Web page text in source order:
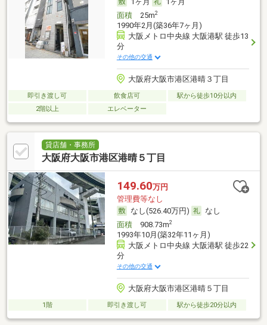
面積25m2
1990年2月(築36年7ヶ月)
大阪メトロ中央線 大阪港駅 徒歩13
分
その他の交通
大阪府大阪市港区港晴３丁目
即引き渡し可 飲食店可
駅から徒歩10分以内
2階以上
エレベーター
貸店舗・事務所
大阪府大阪市港区港晴５丁目
149.60万円
管理費等なし
なし(526.40万円)
なし
面積908.73m2
1993年10月(築32年11ヶ月)
大阪メトロ中央線 大阪港駅 徒歩22
分
その他の交通
大阪府大阪市港区港晴５丁目
1階 即引き渡し可 駅から徒歩20分以内